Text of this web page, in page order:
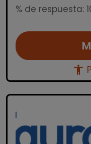
% de respuesta:
accessibility_new